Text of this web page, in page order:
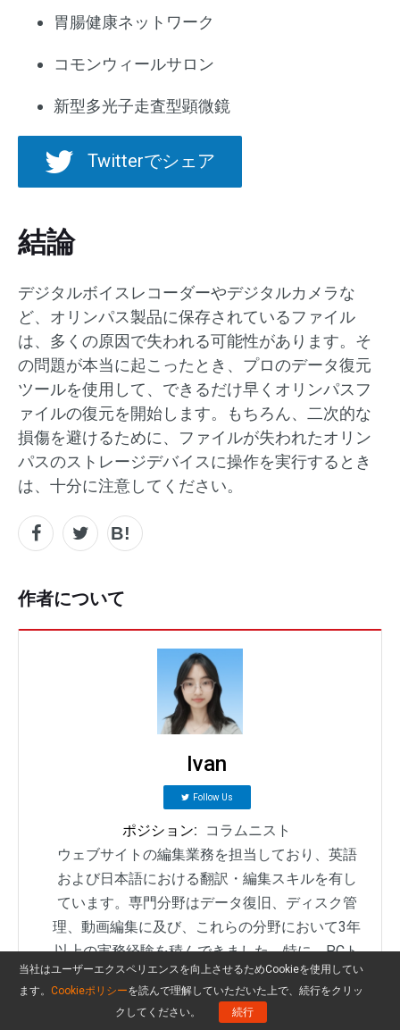
胃腸健康ネットワーク
コモンウィールサロン
新型多光子走査型顕微鏡
Twitterでシェア
結論
デジタルボイスレコーダーやデジタルカメラな
ど、オリンパス製品に保存されているファイル
は、多くの原因で失われる可能性があります。そ
の問題が本当に起こったとき、プロのデータ復元
ツールを使用して、できるだけ早くオリンパスフ
ァイルの復元を開始します。もちろん、二次的な
損傷を避けるために、ファイルが失われたオリン
パスのストレージデバイスに操作を実行するとき
は、十分に注意してください。
作者について
Ivan
Follow Us
ポジション:
コラムニスト
ウェブサイトの編集業務を担当しており、英語
および日本語における翻訳・編集スキルを有し
ています。専門分野はデータ復旧、ディスク管
理、動画編集に及び、これらの分野において3年
以上の実務経験を積んできました。特に、PCト
ラブルの解決方法やソフトウェアの操作ガイド
など、実践的な技術コンテンツの制作を得意と
しており、ユーザーが実際の問題を効率的に解
当社はユーザーエクスペリエンスを向上させるためCookieを使用してい
ます。 Cookieポリシーを読んで理解していただいた上で、続行をクリッ
クしてください。
続行